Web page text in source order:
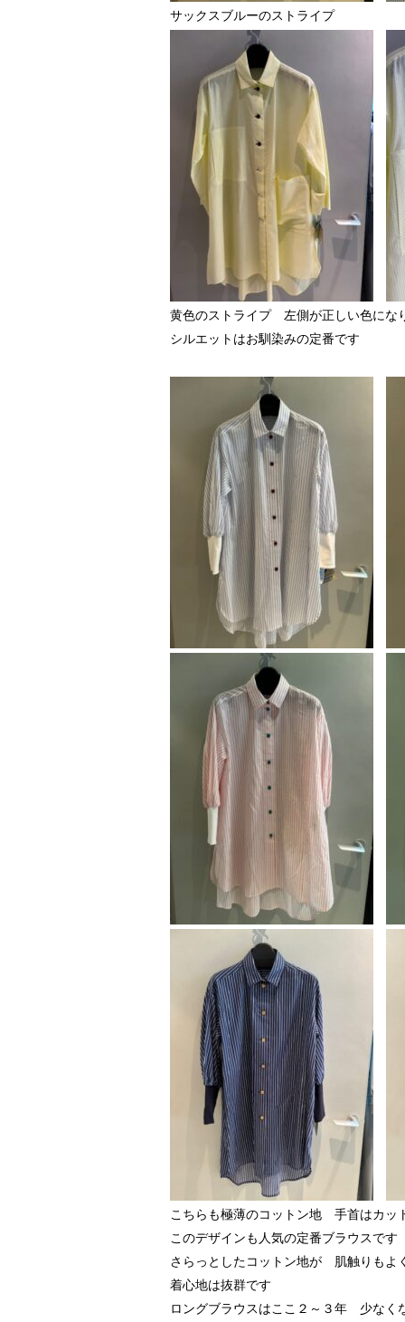
サックスブルーのストライプ
黄色のストライプ 左側が正しい色にな
シルエットはお馴染みの定番です
こちらも極薄のコットン地 手首はカッ
このデザインも人気の定番ブラウスです
さらっとしたコットン地が 肌触りも
着心地は抜群です
ロングブラウスはここ２～３年 少なく